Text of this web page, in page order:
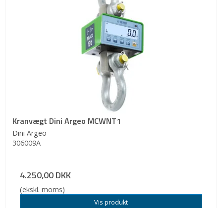
Kranvægt Dini Argeo MCWNT1
Dini Argeo
306009A
4.250,00 DKK
(ekskl. moms)
Vis produkt